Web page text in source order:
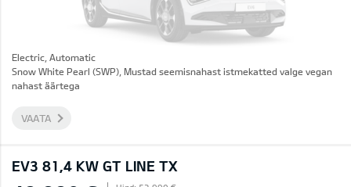
Electric, Automatic
Snow White Pearl (SWP), Mustad seemisnahast istmekatted valge vegan
nahast äärtega
VAATA
EV3 81,4 KW GT LINE TX